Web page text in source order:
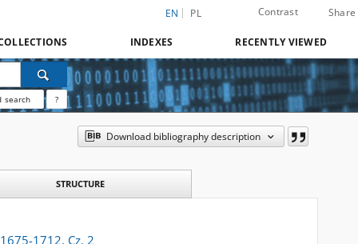
EN PL Contrast Share
INDEXES RECENTLY VIEWED
search ?
Download bibliography description
STRUCTURE
1712. Cz. 2